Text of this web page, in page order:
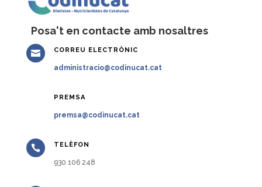
Posa't en contacte amb nosaltres
 CORREU ELECTRÒNIC
administracio@codinucat.cat
PREMSA
premsa@codinucat.cat
 TELÈFON
930 106 248